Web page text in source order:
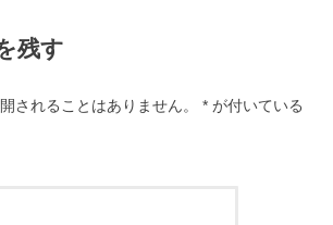
残す
されることはありません。 * が付いている